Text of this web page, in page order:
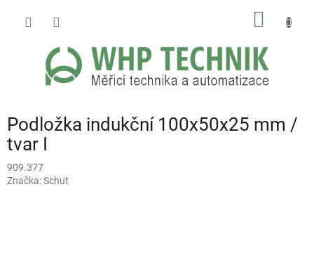
Podložka indukční 100x50x25 mm /
tvar I
909.377
Značka:Schut